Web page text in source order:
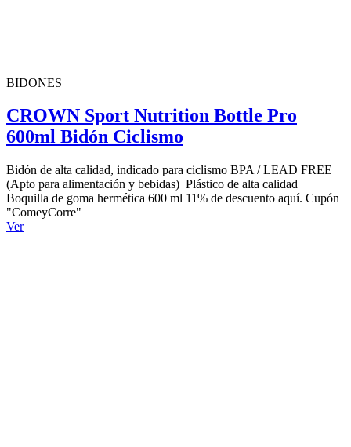
BIDONES
CROWN Sport Nutrition Bottle Pro
600ml Bidón Ciclismo
Bidón de alta calidad, indicado para ciclismo BPA / LEAD FREE
(Apto para alimentación y bebidas) Plástico de alta calidad
Boquilla de goma hermética 600 ml 11% de descuento aquí. Cupón
"ComeyCorre"
Ver